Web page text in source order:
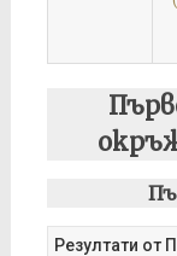
Резултати от